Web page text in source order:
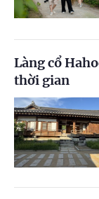
Làng cổ
thời gian